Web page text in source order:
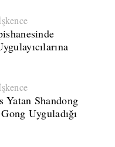
Yatan Shandong
Uyguladığı